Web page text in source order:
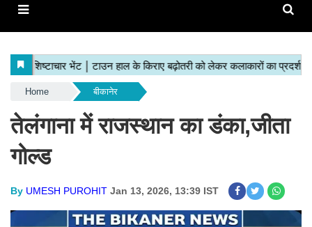
Home बीकानेर
तेलंगाना में राजस्थान का डंका,जीता
गोल्ड
By UMESH PUROHIT Jan 13, 2026, 13:39 IST